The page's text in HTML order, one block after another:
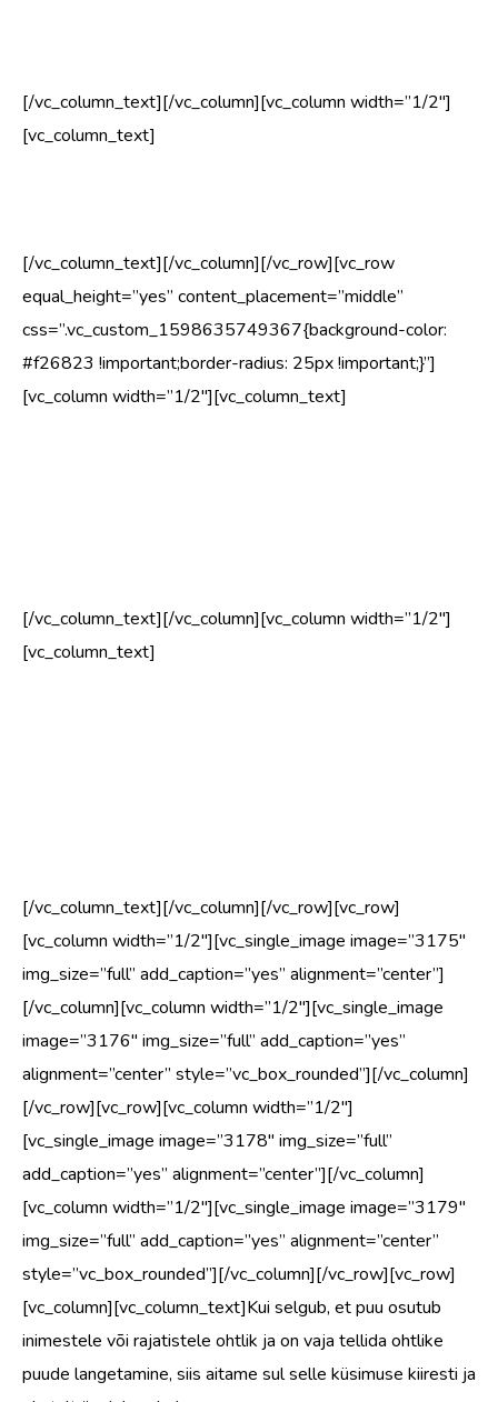
[/vc_column_text][/vc_column][vc_column width=”1/2″]
[vc_column_text]
[/vc_column_text][/vc_column][/vc_row][vc_row
equal_height=”yes” content_placement=”middle”
css=”.vc_custom_1598635749367{background-color:
#f26823 !important;border-radius: 25px !important;}”]
[vc_column width=”1/2″][vc_column_text]
[/vc_column_text][/vc_column][vc_column width=”1/2″]
[vc_column_text]
[/vc_column_text][/vc_column][/vc_row][vc_row]
[vc_column width=”1/2″][vc_single_image image=”3175″
img_size=”full” add_caption=”yes” alignment=”center”]
[/vc_column][vc_column width=”1/2″][vc_single_image
image=”3176″ img_size=”full” add_caption=”yes”
alignment=”center” style=”vc_box_rounded”][/vc_column]
[/vc_row][vc_row][vc_column width=”1/2″]
[vc_single_image image=”3178″ img_size=”full”
add_caption=”yes” alignment=”center”][/vc_column]
[vc_column width=”1/2″][vc_single_image image=”3179″
img_size=”full” add_caption=”yes” alignment=”center”
style=”vc_box_rounded”][/vc_column][/vc_row][vc_row]
[vc_column][vc_column_text]Kui selgub, et puu osutub
inimestele või rajatistele ohtlik ja on vaja tellida ohtlike
puude langetamine, siis aitame sul selle küsimuse kiiresti ja